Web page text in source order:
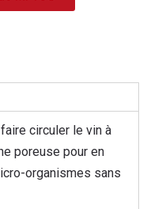
circuler le vin à
poreuse pour en
organismes sans